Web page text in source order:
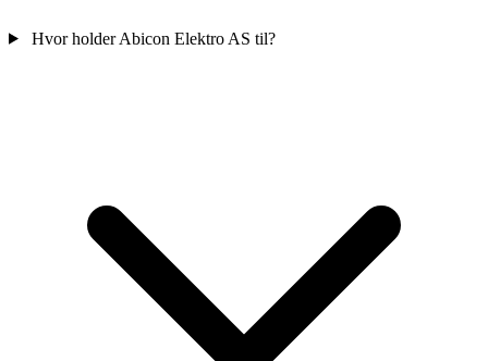
Hvor holder Abicon Elektro AS til?